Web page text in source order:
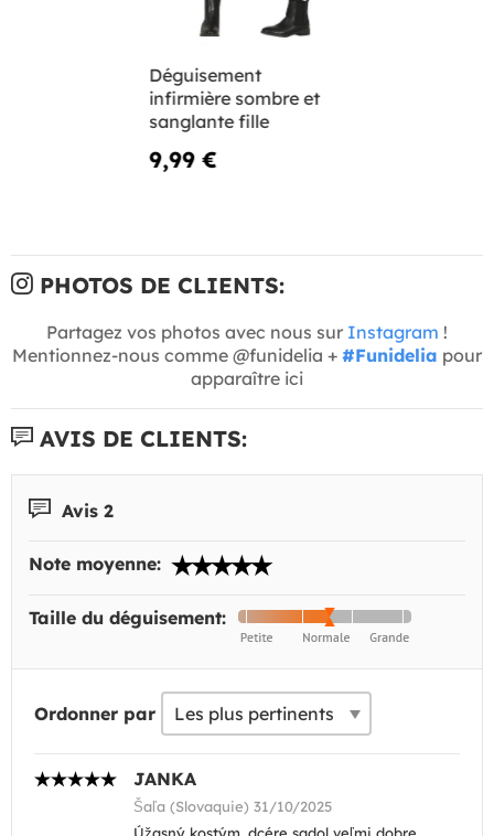
Déguisement
infirmière sombre et
sanglante fille
9,99 €
PHOTOS DE CLIENTS:
Partagez vos photos avec nous sur Instagram !
Mentionnez-nous comme @funidelia + #Funidelia pour
apparaître ici
AVIS DE CLIENTS:
Avis 2
Note moyenne:
Taille du déguisement:
Ordonner par
JANKA
Šaľa (Slovaquie) 31/10/2025